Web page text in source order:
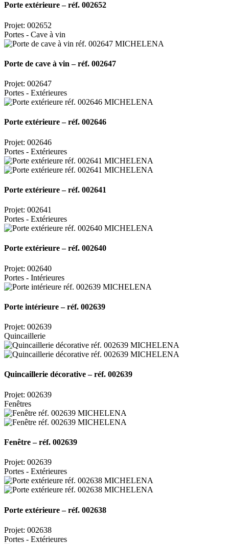
Porte extérieure – réf. 002652
Projet: 002652
Portes - Cave à vin
Porte de cave à vin – réf. 002647
Projet: 002647
Portes - Extérieures
Porte extérieure – réf. 002646
Projet: 002646
Portes - Extérieures
Porte extérieure – réf. 002641
Projet: 002641
Portes - Extérieures
Porte extérieure – réf. 002640
Projet: 002640
Portes - Intérieures
Porte intérieure – réf. 002639
Projet: 002639
Quincaillerie
Quincaillerie décorative – réf. 002639
Projet: 002639
Fenêtres
Fenêtre – réf. 002639
Projet: 002639
Portes - Extérieures
Porte extérieure – réf. 002638
Projet: 002638
Portes - Extérieures